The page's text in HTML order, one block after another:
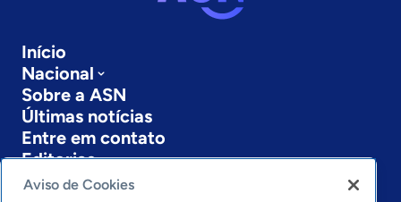
Início
Nacional
Sobre a ASN
Últimas notícias
Entre em contato
Editorias
Economia & Política
Aviso de Cookies